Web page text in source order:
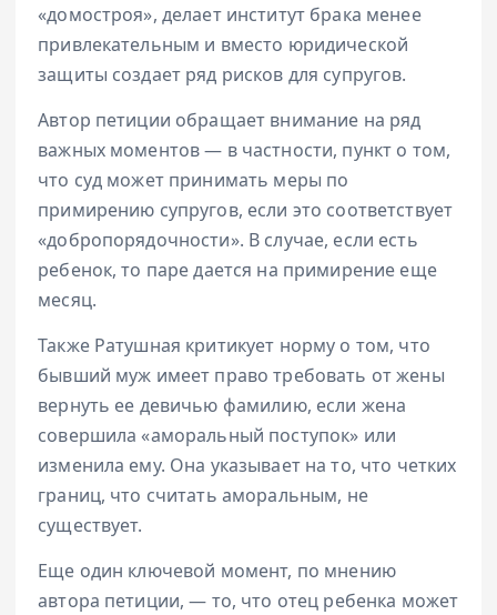
«домостроя», делает институт брака менее
привлекательным и вместо юридической
защиты создает ряд рисков для супругов.
Автор петиции обращает внимание на ряд
важных моментов — в частности, пункт о том,
что суд может принимать меры по
примирению супругов, если это соответствует
«добропорядочности». В случае, если есть
ребенок, то паре дается на примирение еще
месяц.
Также Ратушная критикует норму о том, что
бывший муж имеет право требовать от жены
вернуть ее девичью фамилию, если жена
совершила «аморальный поступок» или
изменила ему. Она указывает на то, что четких
границ, что считать аморальным, не
существует.
Еще один ключевой момент, по мнению
автора петиции, — то, что отец ребенка может